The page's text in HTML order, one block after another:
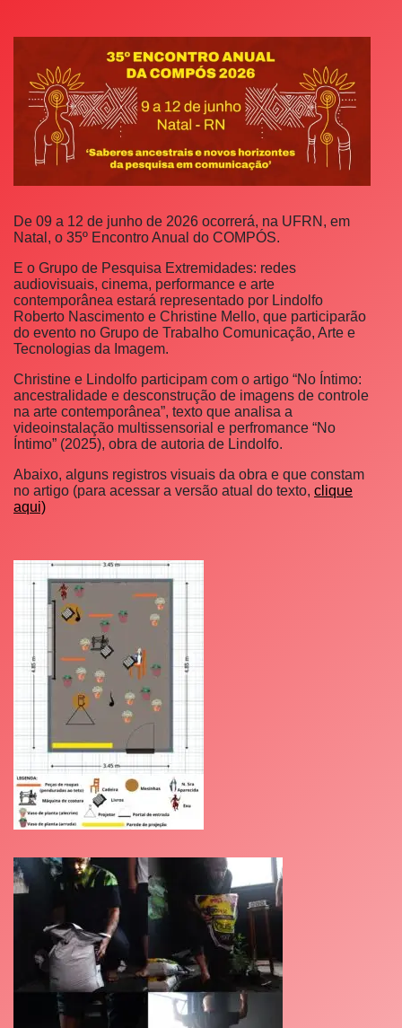
De 09 a 12 de junho de 2026 ocorrerá, na UFRN, em
Natal, o 35º Encontro Anual do COMPÓS.
E o Grupo de Pesquisa Extremidades: redes
audiovisuais, cinema, performance e arte
contemporânea estará representado por Lindolfo
Roberto Nascimento e Christine Mello, que participarão
do evento no Grupo de Trabalho Comunicação, Arte e
Tecnologias da Imagem.
Christine e Lindolfo participam com o artigo “No Íntimo:
ancestralidade e desconstrução de imagens de controle
na arte contemporânea”, texto que analisa a
videoinstalação multissensorial e perfromance “No
Íntimo” (2025), obra de autoria de Lindolfo.
Abaixo, alguns registros visuais da obra e que constam
no artigo (para acessar a versão atual do texto, clique
aqui)